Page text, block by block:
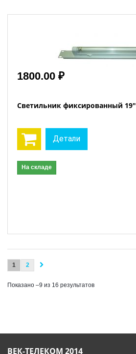
1800.00 ₽
Светильник фиксированный 19"
Детали
На складе
1 2
Показано –9 из 16 результатов
ВЕК-ТЕЛЕКОМ 2014